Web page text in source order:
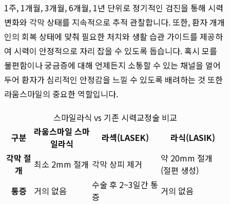
1주, 1개월, 3개월, 6개월, 1년 단위로 정기적인 검진을 통해 시력
변화와 각막 상태를 지속적으로 추적 관찰합니다. 또한, 환자 개개
인의 회복 상태에 맞춰 필요한 처치와 생활 습관 가이드를 제공하
여 시력이 안정적으로 자리 잡을 수 있도록 돕습니다. 혹시 모를
불편함이나 궁금증에 대해 언제든지 소통할 수 있는 채널을 열어
두어 환자가 심리적인 안정감을 느낄 수 있도록 배려하는 것 또한
라움스마일의 중요한 역할입니다.
스마일라식 vs 기존 시력교정술 비교
구분
라움스마일 스마
일라식
라섹(LASEK)
라식(LASIK)
각막 절
개
최소 2mm 절개 각막 상피 제거
약 20mm 절개
(절편 생성)
통증
거의 없음
수술 후 2~3일간 통
증
거의 없음